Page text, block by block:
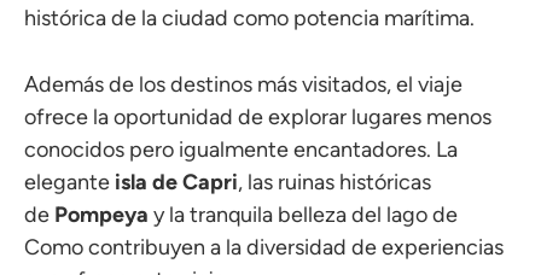
histórica de la ciudad como potencia marítima.
Además de los destinos más visitados, el viaje
ofrece la oportunidad de explorar lugares menos
conocidos pero igualmente encantadores. La
elegante isla de Capri, las ruinas históricas
de Pompeya y la tranquila belleza del lago de
Como contribuyen a la diversidad de experiencias